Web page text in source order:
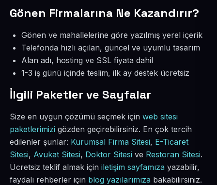
Gönen Firmalarına Ne Kazandırır?
Gönen ve mahallelerine göre yazılmış yerel içerik
Telefonda hızlı açılan, güncel ve uyumlu tasarım
Alan adı, hosting ve SSL fiyata dahil
1-3 iş günü içinde teslim, ilk ay destek ücretsiz
İlgili Paketler ve Sayfalar
Size en uygun çözümü seçmek için web sitesi
paketlerimizi gözden geçirebilirsiniz. En çok tercih
edilenler şunlar: Kurumsal Firma Sitesi, E-Ticaret
Sitesi, Avukat Sitesi, Doktor Sitesi ve Restoran Sitesi.
Ücretsiz teklif almak için iletişim sayfamıza yazabilir,
faydalı rehberler için blog yazılarımıza bakabilirsiniz.